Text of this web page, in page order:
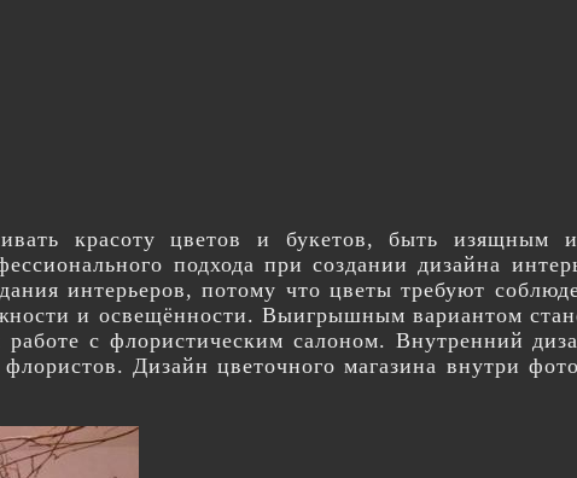
красоту цветов и букетов, быть изящным
подхода при создании дизайна
интерьеров, потому что цветы требуют
и освещённости. Выигрышным вариантом
с флористическим салоном. Внутренний
Дизайн цветочного магазина внутри